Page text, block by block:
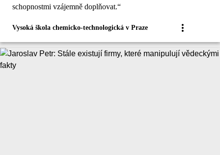
schopnostmi vzájemně doplňovat.“
Vysoká škola chemicko-technologická v Praze